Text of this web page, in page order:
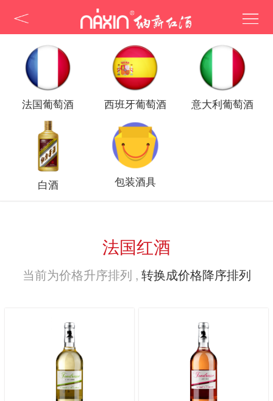
法国葡萄酒 西班牙葡萄酒 意大利葡萄酒
白酒 包装酒具
法国红酒
当前为价格升序排列 , 转换成价格降序排列